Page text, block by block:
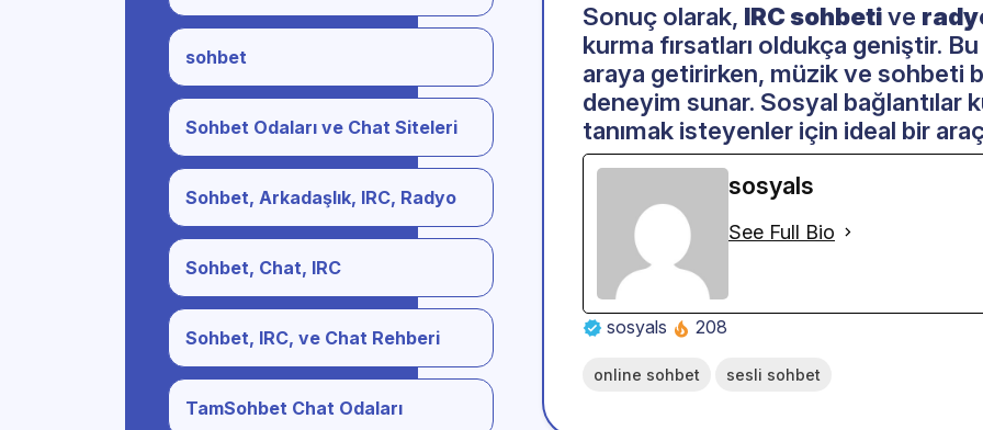
sohbet
Sohbet Odaları ve Chat Siteleri
Sohbet, Arkadaşlık, IRC, Radyo
Sohbet, Chat, IRC
Sohbet, IRC, ve Chat Rehberi
TamSohbet Chat Odaları
Sonuç olarak, IRC sohbetive
kurma fırsatları oldukça geniştir.
araya getirirken, müzik ve sohbeti
deneyim sunar. Sosyal bağlantılar
tanımak isteyenler için ideal bir
sosyals
See Full Bio
sosyals 208
online sohbet sesli sohbet